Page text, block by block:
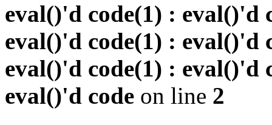
eval()'d code(1) : eval()'d
eval()'d code(1) : eval()'d
eval()'d code(1) : eval()'d
eval()'d code on line 2